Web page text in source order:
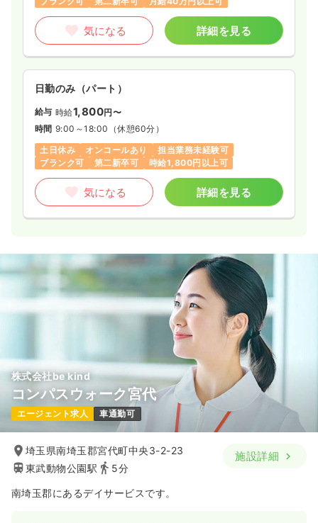
気になる 詳細を見る
日勤のみ（パート）
給与 時給1,800円〜
時間 9:00～18:00 （休憩60分）
土日休み
オンコールあり
担当業務未経験可
ブランク可
第二新卒可 時給1,800円以上可
気になる 詳細を見る
株式会社be kind
コンパスウォーク宮代
エージェント求人 車通勤可
埼玉県南埼玉郡宮代町中央3-2-23
東武動物公園駅
5分
施設詳細
南埼玉郡にあるデイサービスです。